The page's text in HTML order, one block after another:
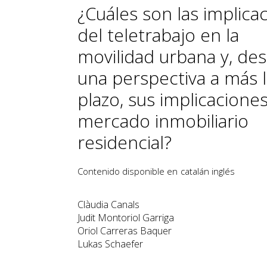
¿Cuáles son las
del teletrabajo en la
movilidad urbana y,
una perspectiva a más
plazo, sus
mercado inmobiliario
residencial?
Contenido disponible en catalán inglés
Clàudia Canals
Judit Montoriol Garriga
Oriol Carreras Baquer
Lukas Schaefer